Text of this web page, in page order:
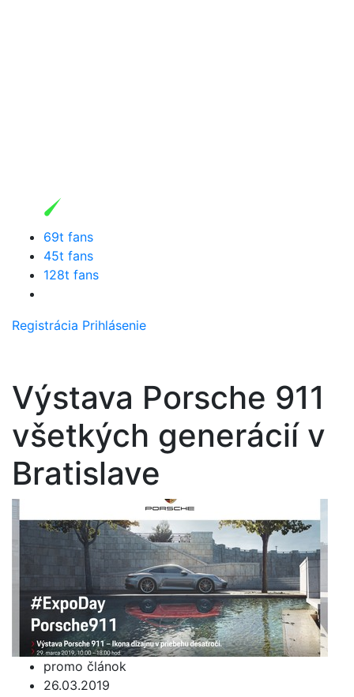
69t fans
45t fans
128t fans
Registrácia Prihlásenie
Výstava Porsche 911
všetkých generácií v
Bratislave
promo článok
26.03.2019